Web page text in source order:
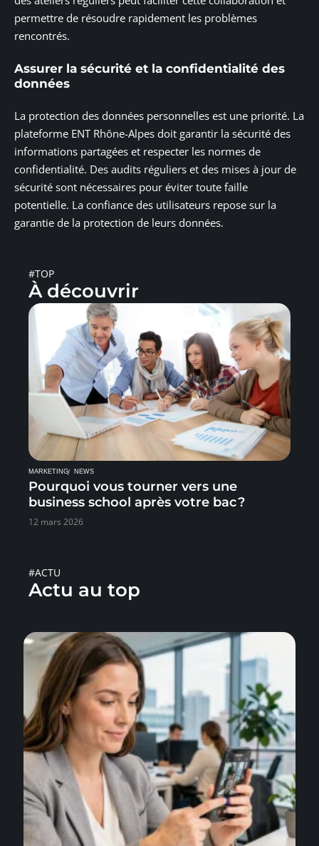
permettre de résoudre rapidement les problèmes
rencontrés.
Assurer la sécurité et la confidentialité des
données
La protection des données personnelles est une priorité. La
plateforme ENT Rhône-Alpes doit garantir la sécurité des
informations partagées et respecter les normes de
confidentialité. Des audits réguliers et des mises à jour de
sécurité sont nécessaires pour éviter toute faille
potentielle. La confiance des utilisateurs repose sur la
garantie de la protection de leurs données.
#TOP
À découvrir
MARKETING NEWS
Pourquoi vous tourner vers une
business school après votre bac ?
12 mars 2026
#ACTU
Actu au top